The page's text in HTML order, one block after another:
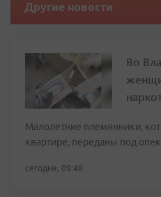
Другие новости
Во
Малолетние племянники,
квартире, переданы под
сегодня, 09:48